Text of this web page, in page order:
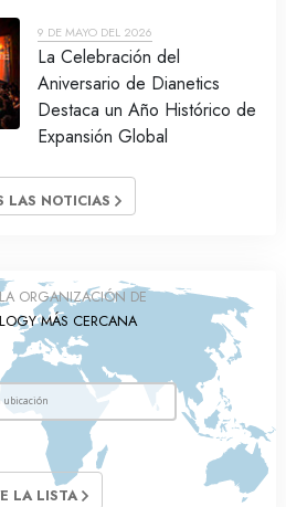
9 DE MAYO DEL 2026
La Celebración del
Aniversario de Dianetics
Destaca un Año Histórico de
Expansión Global
LAS NOTICIAS
ORGANIZACIÓN DE
MÁS CERCANA
LA LISTA